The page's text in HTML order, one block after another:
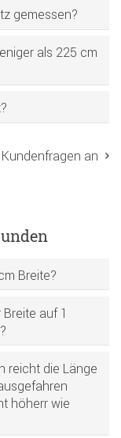
gemessen?
als 225 cm
an
Breite?
auf 1
reicht die Länge
höherr wie